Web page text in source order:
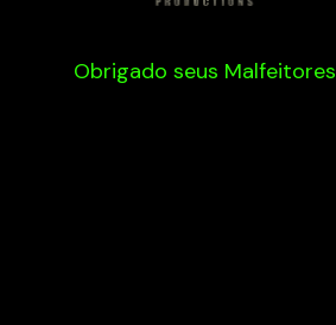
Obrigado seus Malfeitores